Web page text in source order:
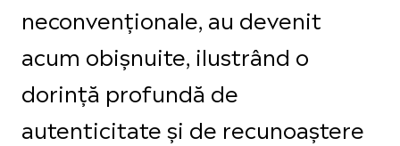
neconvenționale, au devenit
acum obișnuite, ilustrând o
dorință profundă de
autenticitate și de recunoaștere